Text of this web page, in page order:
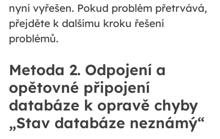
nyní vyřešen. Pokud problém přetrvává,
přejděte k dalšímu kroku řešení
problémů.
Metoda 2. Odpojení a
opětovné připojení
databáze k opravě chyby
„Stav databáze neznámý“